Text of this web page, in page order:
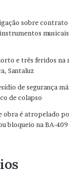
sobre contrato
musicais
e três feridos na
Santaluz
de segurança
de colapso
obra é atropelado
bloqueio na BA-409